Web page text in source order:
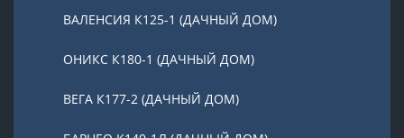
ВАЛЕНСИЯ К125-1 (ДАЧНЫЙ ДОМ)
ОНИКС К180-1 (ДАЧНЫЙ ДОМ)
ВЕГА К177-2 (ДАЧНЫЙ ДОМ)